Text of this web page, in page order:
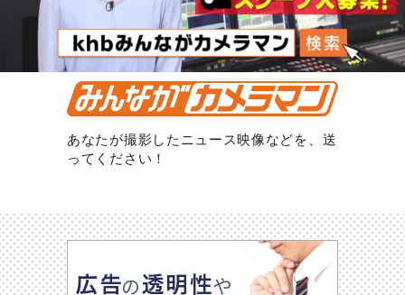
あなたが撮影したニュース映像などを、送
ってください！